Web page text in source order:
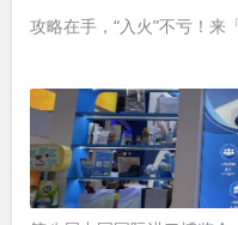
攻略在手，“入火”不亏！来